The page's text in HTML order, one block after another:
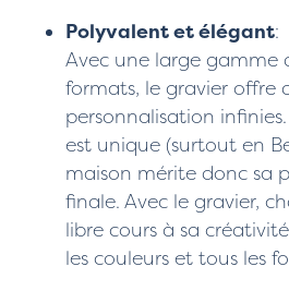
Polyvalent et élégant:
Avec une large gamme
formats, le gravier offre
personnalisation
est unique (surtout en
maison mérite donc sa
finale. Avec le gravier,
libre cours à sa
les couleurs et tous les